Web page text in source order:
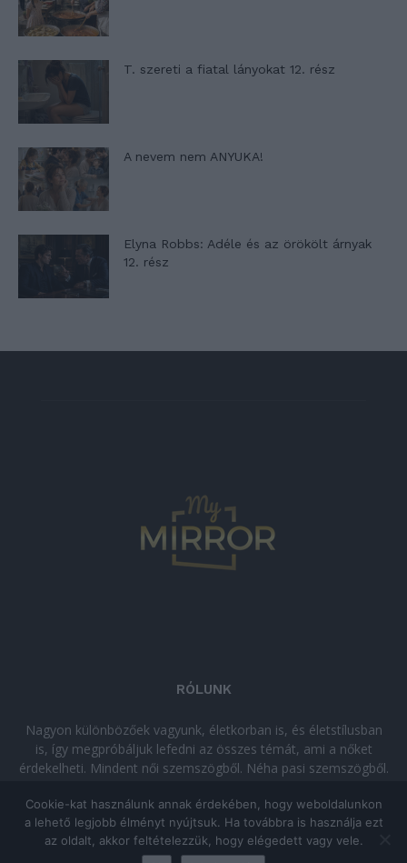
T. szereti a fiatal lányokat 12. rész
A nevem nem ANYUKA!
Elyna Robbs: Adéle és az örökölt árnyak
12. rész
RÓLUNK
Nagyon különbözőek vagyunk, életkorban is, és életstílusban
is, így megpróbáljuk lefedni az összes témát, ami a nőket
érdekelheti. Mindent női szemszögből. Néha pasi szemszögből.
kikapcsolódásra vágysz!
© Copyright 2026 - mymirror.huADATKEZELÉSI TÁJÉKOZTATÓ
Cookie-kat használunk annak érdekében, hogy weboldalunkon
a lehető legjobb élményt nyújtsuk. Ha továbbra is használja ezt
az oldalt, akkor feltételezzük, hogy elégedett vagy vele.